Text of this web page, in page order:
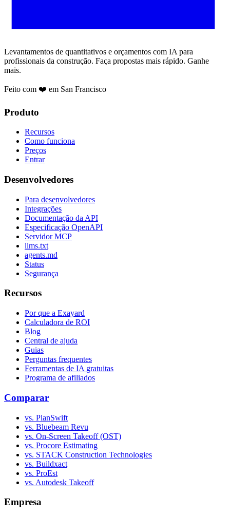
Levantamentos de quantitativos e orçamentos com IA para
profissionais da construção. Faça propostas mais rápido. Ganhe
mais.
Feito com ❤️ em San Francisco
Produto
Recursos
Como funciona
Preços
Entrar
Desenvolvedores
Para desenvolvedores
Integrações
Documentação da API
Especificação OpenAPI
Servidor MCP
llms.txt
agents.md
Status
Segurança
Recursos
Por que a Exayard
Calculadora de ROI
Blog
Central de ajuda
Guias
Perguntas frequentes
Ferramentas de IA gratuitas
Programa de afiliados
Comparar
vs. PlanSwift
vs. Bluebeam Revu
vs. On-Screen Takeoff (OST)
vs. Procore Estimating
vs. STACK Construction Technologies
vs. Buildxact
vs. ProEst
vs. Autodesk Takeoff
Empresa